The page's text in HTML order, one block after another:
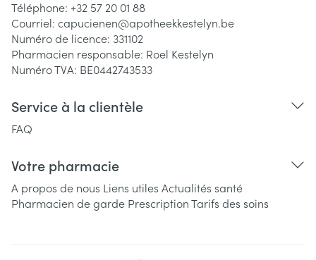
Téléphone: +32 57 20 01 88
Courriel: capucienen@apotheekkestelyn.be
Numéro de licence: 331102
Pharmacien responsable: Roel Kestelyn
Numéro TVA: BE0442743533
Service à la clientèle
FAQ
Votre pharmacie
A propos de nous Liens utiles Actualités santé
Pharmacien de garde PrescriptionTarifs des soins